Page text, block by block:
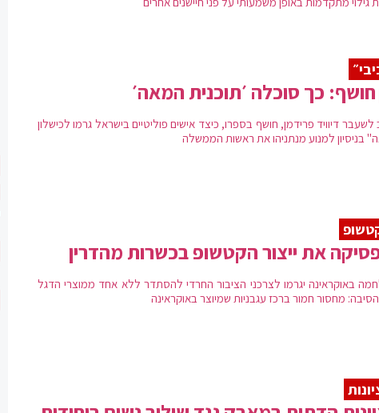
חושף: כך סוכלה ׳תוכנית המאה׳
דיוויד פרידמן, חושף בספרו, כיצד אישים פוליטיים בישראל גרמו לכישלון
בניסיון למנוע מנתניהו את ראשות הממשלה
את ייצור הקטשופ בכשרות מהדרין
באוקראינה יגרמו לצרכני הציבור החרדי להסתדר ללא אחד ממוצרי הדגל
מחסור חמור ברכז עגבניות שמיוצר באוקראינה